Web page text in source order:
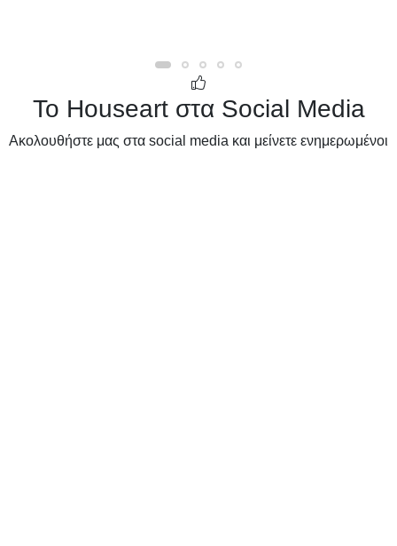
Το Houseart στα Social Media
Ακολουθήστε μας στα social media και μείνετε ενημερωμένοι